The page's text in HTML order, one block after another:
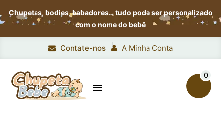
Chupetas, bodies, babadores…tudo pode ser personalizado
com o nome do bebê
Contate-nos A Minha Conta

0